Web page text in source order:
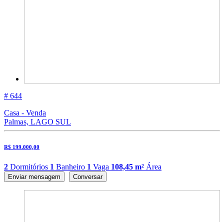
# 644
Casa - Venda
Palmas, LAGO SUL
R$ 199.000,00
2 Dormitórios 1 Banheiro 1 Vaga 108,45 m² Área
Enviar mensagem Conversar